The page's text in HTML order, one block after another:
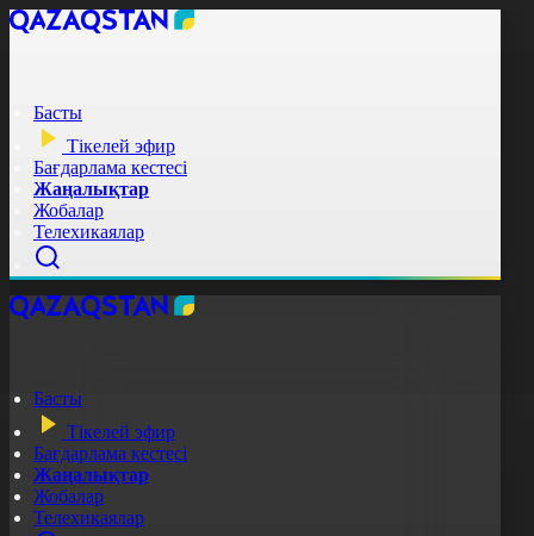
Басты
Тікелей эфир
Бағдарлама кестесі
Жаңалықтар
Жобалар
Телехикаялар
Басты
Тікелей эфир
Бағдарлама кестесі
Жаңалықтар
Жобалар
Телехикаялар